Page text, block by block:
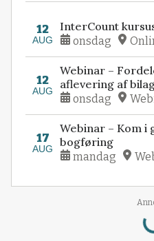
12
AUG
InterCount
onsdag
12
AUG
Webinar –
aflevering af
onsdag
17
AUG
Webinar – Kom i
bogføring
mandag